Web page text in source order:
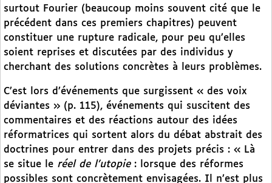
surtout Fourier (beaucoup moins souvent cité que le
précédent dans ces premiers chapitres) peuvent
constituer une rupture radicale, pour peu qu’elles
soient reprises et discutées par des individus y
cherchant des solutions concrètes à leurs problèmes.
C’est lors d’événements que surgissent « des voix
déviantes » (p. 115), événements qui suscitent des
commentaires et des réactions autour des idées
réformatrices qui sortent alors du débat abstrait des
doctrines pour entrer dans des projets précis : « Là
se situe le réel de l’utopie: lorsque des réformes
possibles sont concrètement envisagées. Il n’est plus